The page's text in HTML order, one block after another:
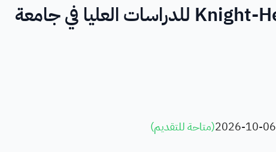
زمالة Knight-Hennessy Scholars 2026 للدراسات العليا في جامعة
2026-10-06
(متاحة للتقديم)